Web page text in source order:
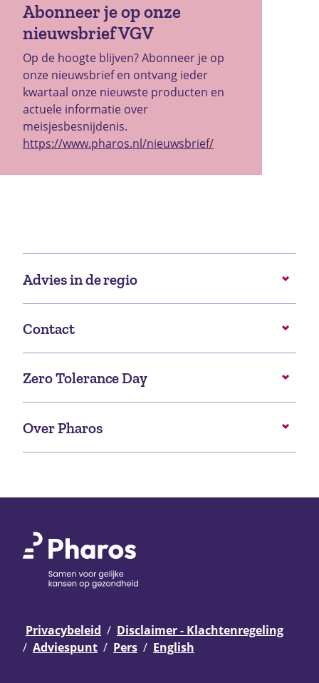
Abonneer je op onze
nieuwsbrief VGV
Op de hoogte blijven? Abonneer je op
onze nieuwsbrief en ontvang ieder
kwartaal onze nieuwste producten en
actuele informatie over
meisjesbesnijdenis.
https://www.pharos.nl/nieuwsbrief/
Advies in de regio
Contact
Zero Tolerance Day
Over Pharos
Privacybeleid
Disclaimer - Klachtenregeling
Adviespunt
Pers English